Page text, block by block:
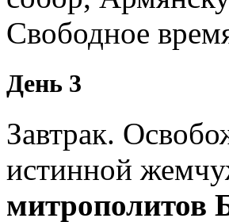
Свободное
День 3
Завтрак.
истинной
митрополитов